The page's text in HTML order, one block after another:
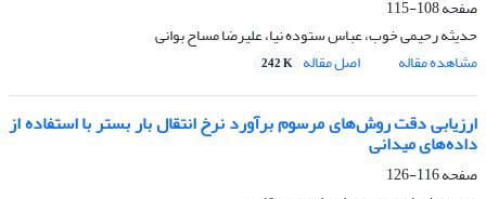
صفحه108-115
حدیثه رحیمی خوب، عباس ستوده نیا، علیرضا مساح بوانی
مشاهده مقاله
اصل مقاله 242 K
ارزیابی دقت روش‌های مرسوم برآورد نرخ انتقال بار بستر با استفاده از
داده‌های میدانی
صفحه116-126